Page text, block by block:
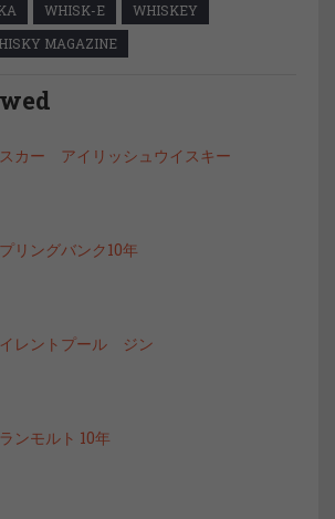
WHISK-E
WHISKEY
MAGAZINE
カー アイリッシュウイスキー
リングバンク10年
レントプール ジン
ンモルト 10年